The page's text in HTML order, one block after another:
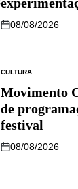
08/08/2026
CULTURA
Movimento
de
festival
08/08/2026